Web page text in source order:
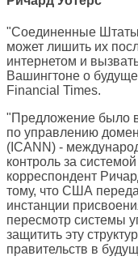
"Соединенные Штаты
может лишить их
интернетом и
Вашингтоне о
Financial Times.
"Предложение было
по управлению
(ICANN) -
контроль за
корреспондент
тому, что США
инстанции
пересмотр системы
защитить эту
правительств в